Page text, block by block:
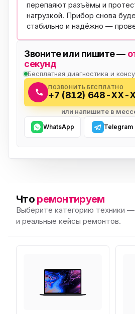
перепаяют разъёмы и
нагрузкой. Прибор снова
стабильно и надёжно —
Звоните или пишите —
секунд
Бесплатная диагностика и
ПОЗВОНИТЬ БЕСПЛАТНО
+7 (812) 648-XX-
или напишите в
WhatsApp Telegram
Что ремонтируем
Выберите категорию техники
и реальные кейсы ремонтов.